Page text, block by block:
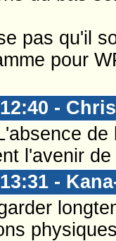
pas qu'il
pour
-
l'avenir
-